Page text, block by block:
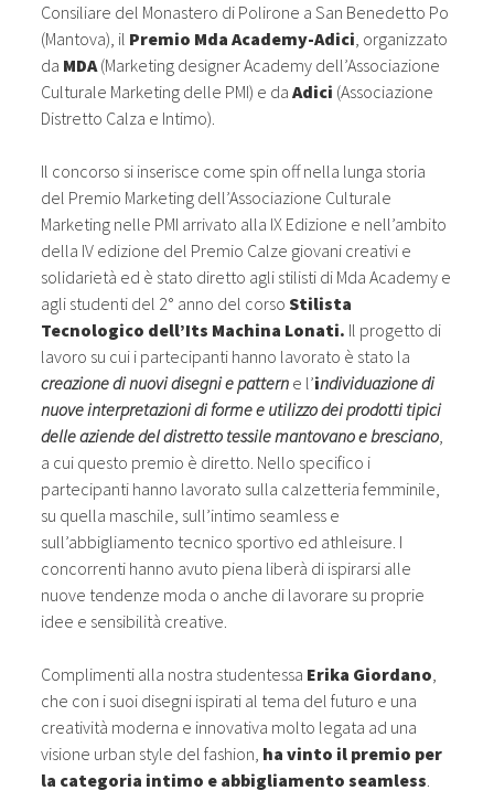
Consiliare del Monastero di Polirone a San Benedetto Po
(Mantova), il Premio Mda Academy-Adici, organizzato
da MDA(Marketing designer Academy dell’Associazione
Culturale Marketing delle PMI) e daAdici (Associazione
Distretto Calza e Intimo).
Il concorso si inserisce come spin off nella lunga storia
del Premio Marketing dell’Associazione Culturale
Marketing nelle PMI arrivato alla IX Edizione e nell’ambito
della IV edizione del Premio Calze giovani creativi e
solidarietà ed è stato diretto agli stilisti di Mda Academy e
agli studenti del 2° anno del corso Stilista
Tecnologico dell’Its Machina Lonati. Il progetto di
lavoro su cui i partecipanti hanno lavorato è stato la
creazione di nuovi disegni e pattern e l’individuazione di
nuove interpretazioni di forme e utilizzo dei prodotti tipici
delle aziende del distretto tessile mantovano e bresciano,
a cui questo premio è diretto. Nello specifico i
partecipanti hanno lavorato sulla calzetteria femminile,
su quella maschile, sull’intimo seamless e
sull’abbigliamento tecnico sportivo ed athleisure. I
concorrenti hanno avuto piena liberà di ispirarsi alle
nuove tendenze moda o anche di lavorare su proprie
idee e sensibilità creative.
Complimenti alla nostra studentessa Erika Giordano,
che con i suoi disegni ispirati al tema del futuro e una
creatività moderna e innovativa molto legata ad una
visione urban style del fashion, ha vinto il premio per
la categoria intimo e abbigliamento seamless.